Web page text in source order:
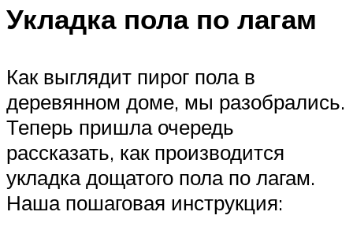
Укладка пола по лагам
Как выглядит пирог пола в
деревянном доме, мы разобрались.
Теперь пришла очередь
рассказать, как производится
укладка дощатого пола по лагам.
Наша пошаговая инструкция: